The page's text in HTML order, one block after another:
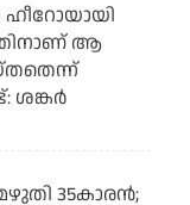
ആ
ശങ്കര്‍
35കാരന്‍;